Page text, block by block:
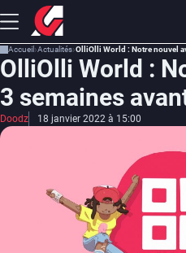
Accueil Actualités OlliOlli World : Notre nouvel
OlliOlli World :
3 semaines
Doodz 18 janvier 2022 à 15:00